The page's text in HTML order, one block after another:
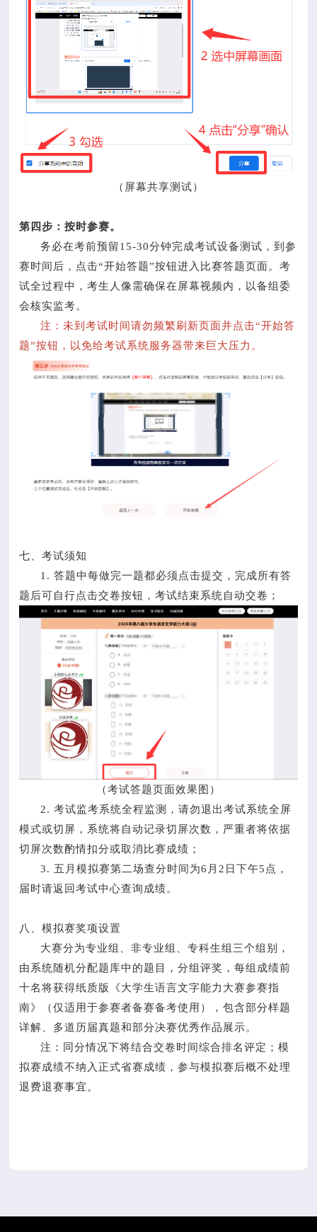
（屏幕共享测试）
第四步：按时参赛。
务必在考前预留15-30分钟完成考试设备测试，到参
赛时间后，点击“开始答题”按钮进入比赛答题页面。考
试全过程中，考生人像需确保在屏幕视频内，以备组委
会核实监考。
注：未到考试时间请勿频繁刷新页面并点击“开始答
题”按钮，以免给考试系统服务器带来巨大压力。
七、考试须知
1. 答题中每做完一题都必须点击提交，完成所有答
题后可自行点击交卷按钮，考试结束系统自动交卷；
（考试答题页面效果图）
2. 考试监考系统全程监测，请勿退出考试系统全屏
模式或切屏，系统将自动记录切屏次数，严重者将依据
切屏次数酌情扣分或取消比赛成绩；
3. 五月模拟赛第二场查分时间为6月2日下午5点，
届时请返回考试中心查询成绩。
八、模拟赛奖项设置
大赛分为专业组、非专业组、专科生组三个组别，
由系统随机分配题库中的题目，分组评奖，每组成绩前
十名将获得纸质版《大学生语言文字能力大赛参赛指
南》（仅适用于参赛者备赛备考使用），包含部分样题
详解、多道历届真题和部分决赛优秀作品展示。
注：同分情况下将结合交卷时间综合排名评定；模
拟赛成绩不纳入正式省赛成绩，参与模拟赛后概不处理
退费退赛事宜。